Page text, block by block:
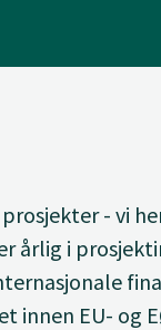
- vi
årlig i
innen EU- og